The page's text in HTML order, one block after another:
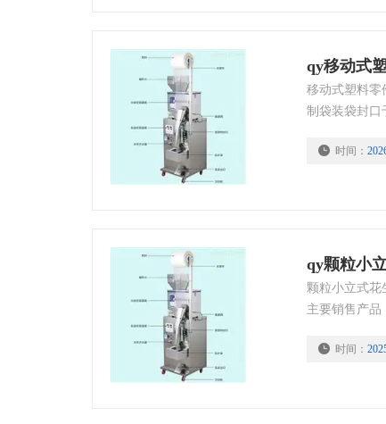
qy移动式
移动式塑料零
制袋装袋封口
时间：
qy颗粒小
颗粒小立式花
主要销售产品
时间：